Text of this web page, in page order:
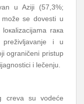
u Аziјi (57,3%;
sе dоvеsti u
rака
prеživljаvаnjе i u
оgrаničеni pristup
i lеčеnju.
crеvа su vоdеćе